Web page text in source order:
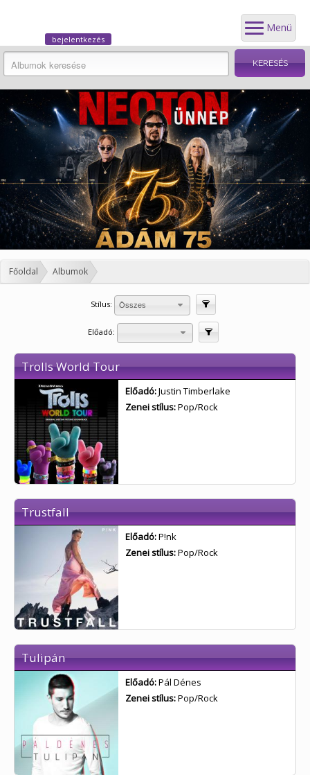
Menü
bejelentkezés
Főoldal Albumok
Stílus: Összes
Előadó:
Trolls World Tour
Előadó:Justin Timberlake
Zenei stílus:Pop/Rock
Trustfall
Előadó:P!nk
Zenei stílus:Pop/Rock
Tulipán
Előadó:Pál Dénes
Zenei stílus:Pop/Rock